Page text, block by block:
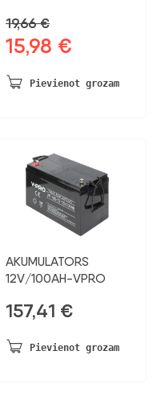
19,66€
Sākotnējā
bija:
15,98 €
ir:
Pievienot grozam
AKUMULATORS
12V/100AH-VPRO
157,41 €
Pievienot grozam